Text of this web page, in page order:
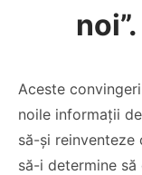
noi”.
Aceste
noile informații
să-și reinventeze
să-i determine